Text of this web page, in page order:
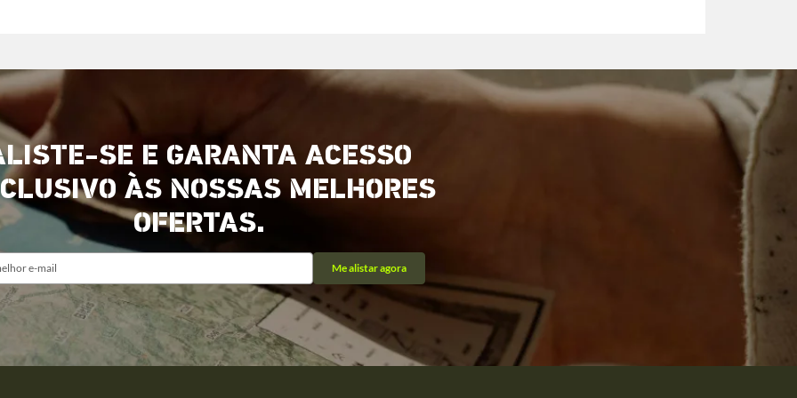
SE E GARANTA ACESSO
ÀS NOSSAS MELHORES
OFERTAS.
Me alistar agora